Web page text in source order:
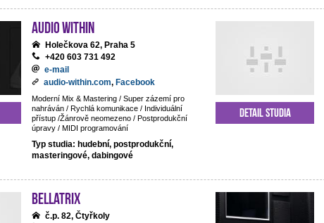
Audio Within
Holečkova 62, Praha 5
+420 603 731 492
e-mail
audio-within.com, Facebook
Moderní Mix & Mastering / Super zázemí pro
nahráván / Rychlá komunikace / Individuální
přístup /Žánrově neomezeno / Postprodukční
úpravy / MIDI programování
Typ studia: hudební, postprodukční,
masteringové, dabingové
Detail studia
BELLATRIX
č.p. 82, Čtyřkoly